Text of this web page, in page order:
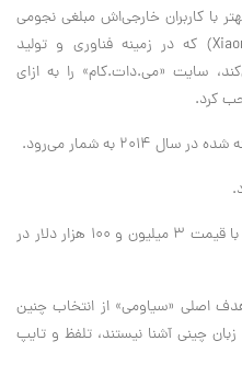
با کاربران خارجی‌اش مبلغی نجومی
هزینه کرد. شرکت چینی سیاومی (Xiaomi) که در زمینه فناوری و تولید
سایت «می.دات.کام» را به ازای
سایت ویسکی دات کام نیز چندی پیش با قیمت ۳ میلیون و ۱۰۰ هزار دلار در
اصلی «سیاومی» از انتخاب چنین
زبان چینی آشنا نیستند، تلفظ و تایپ